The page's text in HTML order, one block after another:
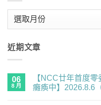
近期文章
06
8 月
【NCC廿年首度
癱瘓中】2026.8.6